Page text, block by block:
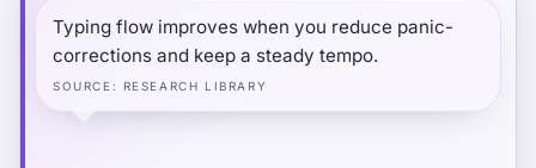
breed zijn en helpt u ze te lezen in de context
van apparaat, oefengewoonten en
nauwkeurigheid.
Typing flow improves when you reduce panic-
corrections and keep a steady tempo.
SOURCE : RESEARCH LIBRARY